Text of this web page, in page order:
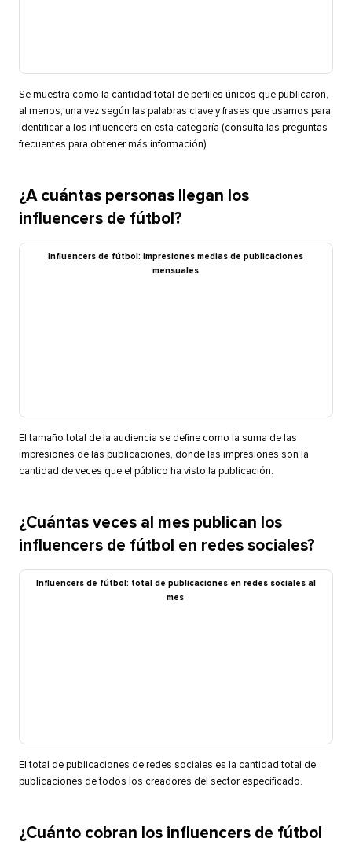
Se muestra como la cantidad total de perfiles únicos que publicaron,
al menos, una vez según las palabras clave y frases que usamos para
identificar a los influencers en esta categoría (consulta las preguntas
frecuentes para obtener más información).​​
¿A cuántas personas llegan los
influencers de fútbol?​​
Influencers de fútbol: impresiones medias de publicaciones
mensuales​​
El tamaño total de la audiencia se define como la suma de las
impresiones de las publicaciones, donde las impresiones son la
cantidad de veces que el público ha visto la publicación.​​
¿Cuántas veces al mes publican los
influencers de fútbol en redes sociales?​​
Influencers de fútbol: total de publicaciones en redes sociales al
mes​​
El total de publicaciones de redes sociales es la cantidad total de
publicaciones de todos los creadores del sector especificado.​​
¿Cuánto cobran los influencers de fútbol